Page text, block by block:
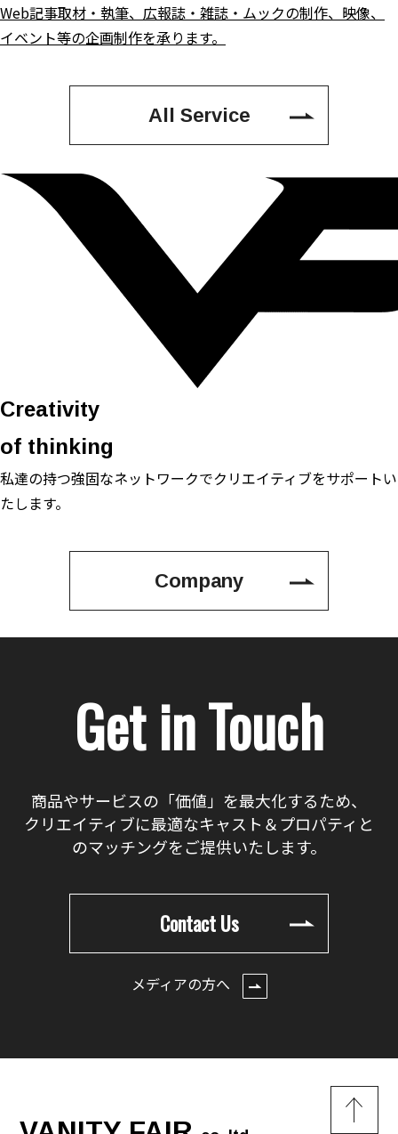
Web記事取材・執筆、広報誌・雑誌・ムックの制作、映像、
イベント等の企画制作を承ります。
All Service
Creativity
of thinking
私達の持つ強固なネットワークでクリエイティブをサポートい
たします。
Company
Get in Touch
商品やサービスの「価値」を最大化するため、
クリエイティブに最適なキャスト＆プロパティと
のマッチングをご提供いたします。
Contact Us
メディアの方へ